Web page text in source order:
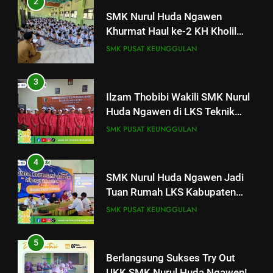
2
SMK Nurul Huda Ngawen
Khurmat Haul ke-2 KH Kholil
3
Ilzam Thobibi Wakili SMK Nurul
Huda Ngawen di LKS Teknik
4
SMK Nurul Huda Ngawen Jadi
Tuan Rumah LKS Kabupaten
5
SMK Nurul Huda Ngawen
Khurmat Haul ke-2 KH Kholil
Syarqowi Lengkong Melalui
SMK PUSAT KEUNGGULAN
3
Ilzam Thobibi Wakili SMK Nurul
Huda Ngawen di LKS Teknik
Sepeda Motor Kabupaten Blora
SMK PUSAT KEUNGGULAN
4
SMK Nurul Huda Ngawen Jadi
Tuan Rumah LKS Kabupaten
Blora Bidang Graphic Design
SMK PUSAT KEUNGGULAN
5
Berlangsung Sukses Try Out